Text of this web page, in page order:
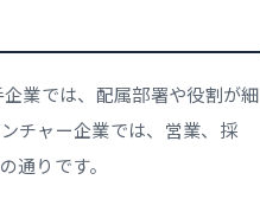
企業では、配属部署や役割が細
チャー企業では、営業、採
通りです。